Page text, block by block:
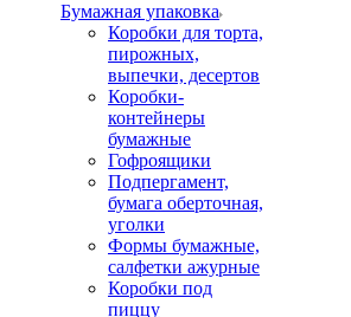
Бумажная упаковка
Коробки для торта,
пирожных,
выпечки, десертов
Коробки-
контейнеры
бумажные
Гофроящики
Подпергамент,
бумага оберточная,
уголки
Формы бумажные,
салфетки ажурные
Коробки под
пиццу